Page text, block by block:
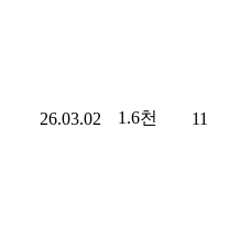
26.03.02 1.6천 11